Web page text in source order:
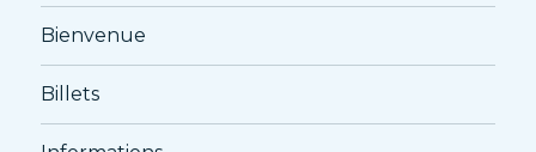
Bienvenue
Billets